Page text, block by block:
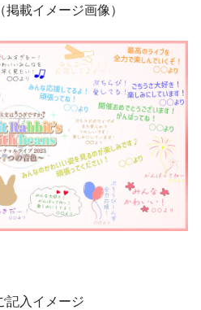
載イメージ画像）
記入イメージ